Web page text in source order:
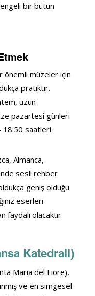
bir bütün
önemli müzeler için
pratiktir.
uzun
pazartesi günleri
18:50 saatleri
Almanca,
sesli rehber
geniş olduğu
eserleri
faydalı olacaktır.
Katedrali)
Maria del Fiore),
ve en simgesel